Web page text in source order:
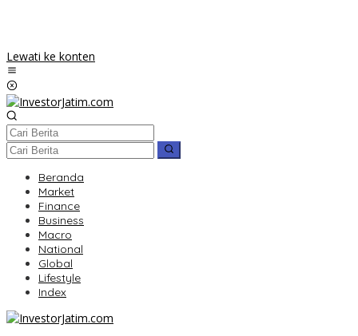
Lewati ke konten
Beranda
Market
Finance
Business
Macro
National
Global
Lifestyle
Index